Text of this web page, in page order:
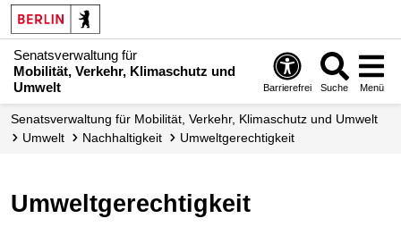
Senatsverwaltung für
Mobilität, Verkehr, Klimaschutz und
Umwelt
Barrierefrei Suche Menü
Senatsverwaltung für Mobilität, Verkehr, Klimaschutz und Umwelt
Umwelt
Nachhaltigkeit Umweltgerech­tigkeit
Umweltgerechtigkeit